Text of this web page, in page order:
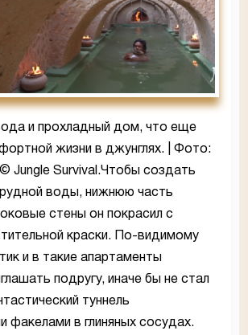
и прохладный дом, что еще
жизни в джунглях. | Фото:
Jungle Survival.Чтобы создать
воды, нижнюю часть
стены он покрасил с
краски. По-видимому
и в такие апартаменты
подругу, иначе бы не стал
туннель
факелами в глиняных сосудах.